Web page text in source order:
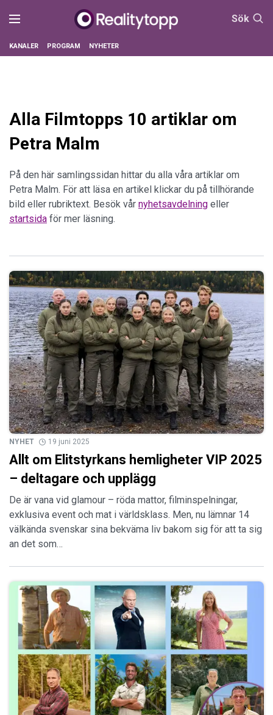
Sök
KANALER PROGRAM NYHETER
Alla Filmtopps 10 artiklar om
Petra Malm
På den här samlingssidan hittar du alla våra artiklar om
Petra Malm. För att läsa en artikel klickar du på tillhörande
bild eller rubriktext. Besök vår nyhetsavdelning eller
startsida för mer läsning.
NYHET 19 juni 2025
Allt om Elitstyrkans hemligheter VIP 2025
– deltagare och upplägg
De är vana vid glamour – röda mattor, filminspelningar,
exklusiva event och mat i världsklass. Men, nu lämnar 14
välkända svenskar sina bekväma liv bakom sig för att ta sig
an det som…